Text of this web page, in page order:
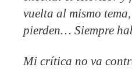
vuelta al mismo
pierden… Siempre
Mi crítica no va